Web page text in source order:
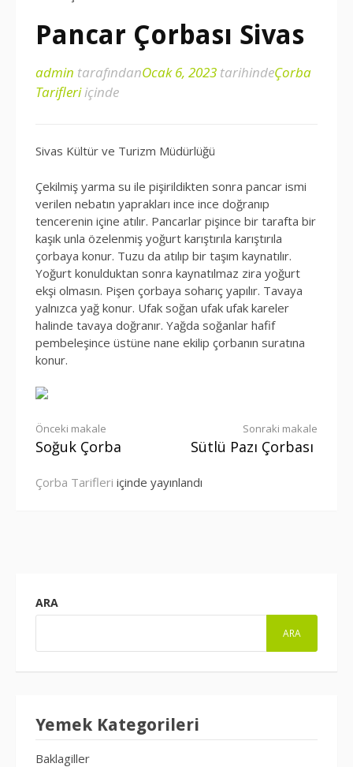
Pancar Çorbası Sivas
admin tarafındanOcak 6, 2023 tarihindeÇorba
Tarifleriiçinde
Sivas Kültür ve Turizm Müdürlüğü
Çekilmiş yarma su ile pişirildikten sonra pancar ismi
verilen nebatın yaprakları ince ince doğranıp
tencerenin içine atılır. Pancarlar pişince bir tarafta bir
kaşık unla özelenmiş yoğurt karıştırıla karıştırıla
çorbaya konur. Tuzu da atılıp bir taşım kaynatılır.
Yoğurt konulduktan sonra kaynatılmaz zira yoğurt
ekşi olmasın. Pişen çorbaya soharıç yapılır. Tavaya
yalnızca yağ konur. Ufak soğan ufak ufak kareler
halinde tavaya doğranır. Yağda soğanlar hafif
pembeleşince üstüne nane ekilip çorbanın suratına
konur.
Okumaya
devam
et
Önceki makale
Soğuk Çorba
Sonraki makale
Sütlü Pazı Çorbası
Çorba Tarifleri içinde yayınlandı
ARA
ARA
Yemek Kategorileri
Baklagiller